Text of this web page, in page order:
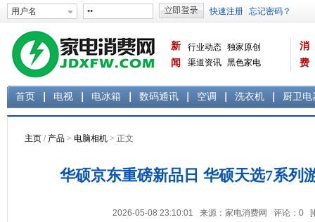
新
闻
行业动态 独家原创
渠道资讯 黑色家电
消
费
首页 电视 电冰箱 数码通讯 空调 洗衣机 厨卫电
主页 / 产品 > 电脑相机 > 正文
华硕京东重磅新品日 华硕天选7系列
2026-05-08 23:10:01 来源：家电消费网 评论： 0 [